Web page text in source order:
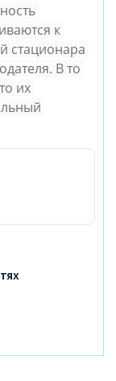
к
стационара
В то
их